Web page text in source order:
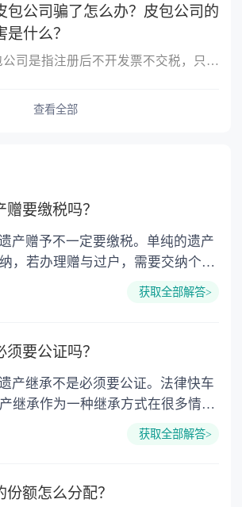
包公司骗了怎么办？皮包公司的
是什么？
皮包公司是指注册后不开发票不交税，只用公司名称进行进出账的公司
查看全部
要缴税吗？
，若办理赠与过户，需要交纳个人
和公证费。赠与过户是没有增值税
如下： 1. 公证费：按房
屋评估价的0.05%缴纳 4. 土
纳 5. 房屋产权登记费：
获取全部解答>
要公证吗？
继承作为一种继承方式在很多情况
公证的，当然，如果需要公正的也
承发生纠纷，可以对遗产继承进行
获取全部解答>
额怎么分配？